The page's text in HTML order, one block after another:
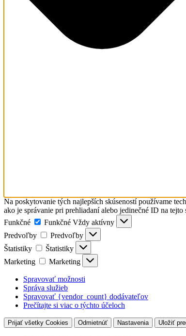
Na poskytovanie tých najlepších skúseností používame
ako je správanie pri prehliadaní alebo jedinečné ID na
Funkčné
Funkčné Vždy aktívny
Predvoľby
Predvoľby
Štatistiky
Štatistiky
Marketing
Marketing
Spravovať možnosti
Správa služieb
Spravovať {vendor_count} dodávateľov
Prečítajte si viac o týchto účeloch
Prijať všetky Cookies Odmietnúť Nastavenia Uložiť